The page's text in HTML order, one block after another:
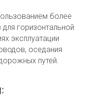
более
горизонтальной
эксплуатации
оседания
путей.